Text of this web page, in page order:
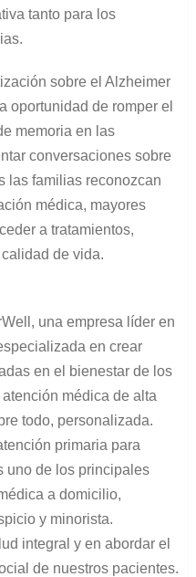
tanto para los
sobre el Alzheimer
oportunidad de romper el
memoria en las
conversaciones sobre
las familias reconozcan
médica, mayores
a tratamientos,
de vida.
una empresa líder en
en crear
en el bienestar de los
médica de alta
todo, personalizada.
primaria para
uno de los principales
a domicilio,
y minorista.
integral y en abordar el
de nuestros pacientes.